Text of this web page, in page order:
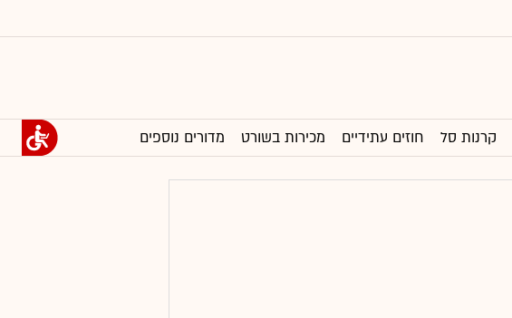
קרנות סל חוזים עתידיים מכירות בשורט מדורים נוספים